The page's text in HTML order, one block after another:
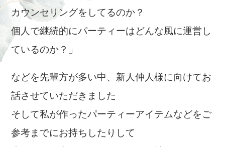
カウンセリングをしてるのか？
個人で継続的にパーティーはどんな風に運営し
ているのか？」
などを先輩方が多い中、新人仲人様に向けてお
話させていただきました
そして私が作ったパーティーアイテムなどをご
参考までにお持ちしたりして